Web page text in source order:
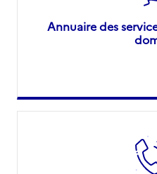
Annuaire des